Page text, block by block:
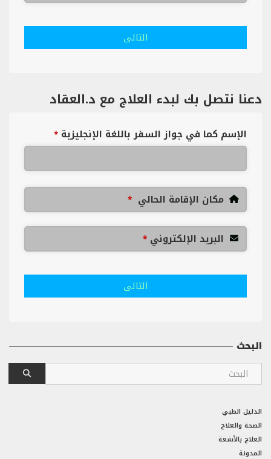
التالى
دعنا نتصل بك لبدء العلاج مع د.العقاد
الإسم كما في جواز السفر باللغة الإنجليزية *
مكان الإقامة الحالي *
البريد الإلكتروني *
التالى
البحث
الدليل الطبي
الصحة والعلاج
العلاج بالأشعة
المدونة